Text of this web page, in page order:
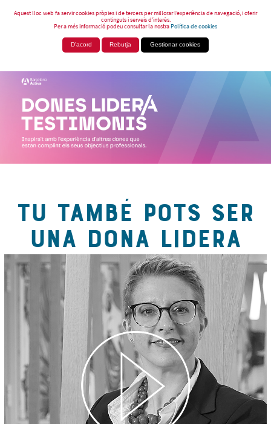
Aquest lloc web fa servir cookies pròpies i de tercers per millorar l’experiència de navegació, i oferir
continguts i serveis d’interès.
Per a més informació podeu consultar la nostraPolítica de cookies
D'acord Rebutja Gestionar cookies
TU TAMBÉ POTS SER
UNA DONA LIDERA